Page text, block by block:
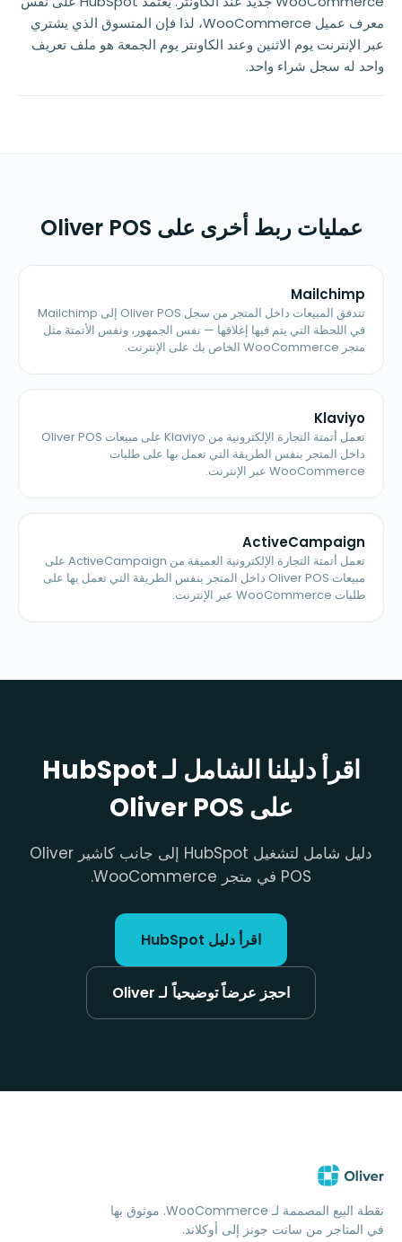
معرف عميل WooCommerce، لذا فإن المتسوق الذي يشتري
عبر الإنترنت يوم الاثنين وعند الكاونتر يوم الجمعة هو ملف تعريف
واحد له سجل شراء واحد.
عمليات ربط أخرى على Oliver POS
Mailchimp
تتدفق المبيعات داخل المتجر من سجل Oliver POS إلى Mailchimp
في اللحظة التي يتم فيها إغلاقها — نفس الجمهور، ونفس الأتمتة مثل
متجر WooCommerce الخاص بك على الإنترنت.
Klaviyo
تعمل أتمتة التجارة الإلكترونية من Klaviyo على مبيعات Oliver POS
داخل المتجر بنفس الطريقة التي تعمل بها على طلبات
WooCommerce عبر الإنترنت.
ActiveCampaign
تعمل أتمتة التجارة الإلكترونية العميقة من ActiveCampaign على
مبيعات Oliver POS داخل المتجر بنفس الطريقة التي تعمل بها على
طلبات WooCommerce عبر الإنترنت.
اقرأ دليلنا الشامل لـ HubSpot
على Oliver POS
دليل شامل لتشغيل HubSpot إلى جانب كاشير Oliver
POS في متجر WooCommerce.
اقرأ دليل HubSpot
احجز عرضاً توضيحياً لـ Oliver
نقطة البيع المصممة لـ WooCommerce. موثوق بها
في المتاجر من سانت جونز إلى أوكلاند.